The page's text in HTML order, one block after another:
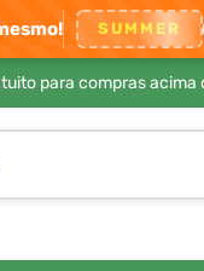
SUMMER
para compras acima